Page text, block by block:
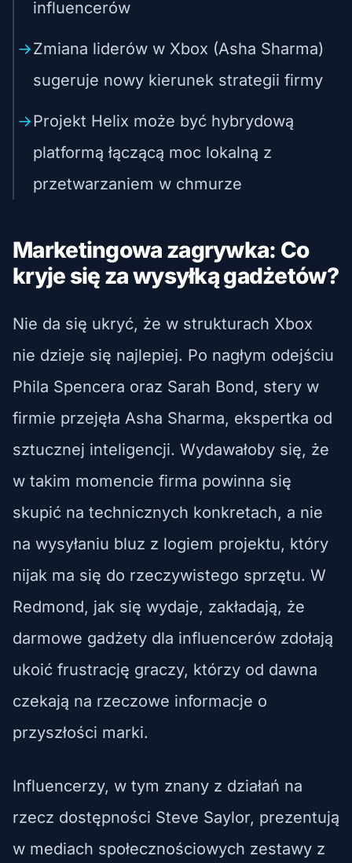
influencerów
Zmiana liderów w Xbox (Asha Sharma)
sugeruje nowy kierunek strategii firmy
Projekt Helix może być hybrydową
platformą łączącą moc lokalną z
przetwarzaniem w chmurze
Marketingowa zagrywka: Co
kryje się za wysyłką gadżetów?
Nie da się ukryć, że w strukturach Xbox
nie dzieje się najlepiej. Po nagłym odejściu
Phila Spencera oraz Sarah Bond, stery w
firmie przejęła Asha Sharma, ekspertka od
sztucznej inteligencji. Wydawałoby się, że
w takim momencie firma powinna się
skupić na technicznych konkretach, a nie
na wysyłaniu bluz z logiem projektu, który
nijak ma się do rzeczywistego sprzętu. W
Redmond, jak się wydaje, zakładają, że
darmowe gadżety dla influencerów zdołają
ukoić frustrację graczy, którzy od dawna
czekają na rzeczowe informacje o
przyszłości marki.
Influencerzy, w tym znany z działań na
rzecz dostępności Steve Saylor, prezentują
w mediach społecznościowych zestawy z